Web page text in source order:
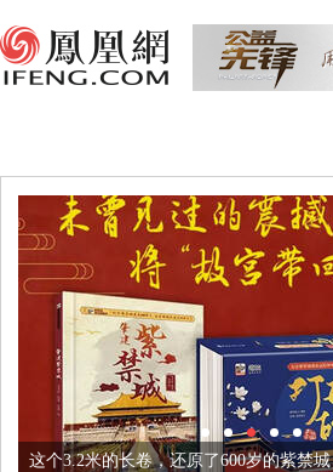
这个3.2米的长卷，还原了600岁的紫禁城